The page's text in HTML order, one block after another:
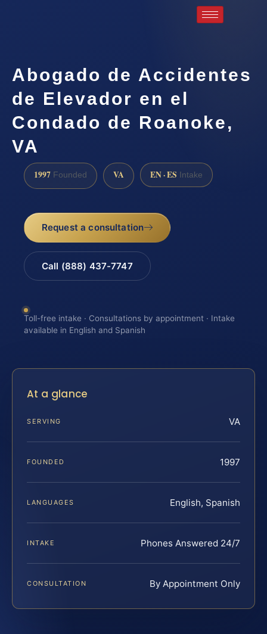
Abogado de Accidentes
de Elevador en el
Condado de Roanoke,
VA
1997 Founded VA EN · ES Intake
Request a consultation
Call (888) 437-7747
Toll-free intake · Consultations by appointment · Intake
available in English and Spanish
At a glance
SERVING VA
FOUNDED 1997
LANGUAGES English, Spanish
INTAKE Phones Answered 24/7
CONSULTATION By Appointment Only